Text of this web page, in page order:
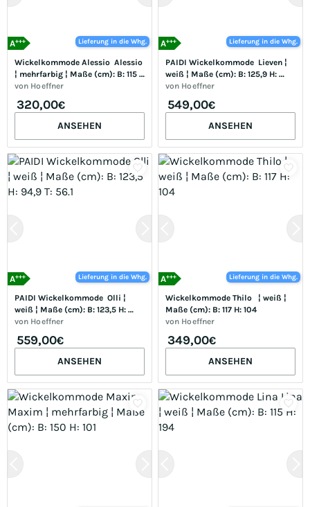
Lieferung in die Whg.
A+++
Wickelkommode Alessio  Alessio
¦ mehrfarbig ¦ Maße (cm): B: 115
H: 100
von Hoeffner
320,00€
ANSEHEN
Lieferung in die Whg.
A+++
PAIDI Wickelkommode  Lieven ¦
weiß ¦ Maße (cm): B: 125,9 H:
93,6 T: 54.8
von Hoeffner
549,00€
ANSEHEN
Lieferung in die Whg.
A+++
PAIDI Wickelkommode  Olli ¦
weiß ¦ Maße (cm): B: 123,5 H:
94,9 T: 56.1
von Hoeffner
559,00€
ANSEHEN
Lieferung in die Whg.
A+++
Wickelkommode Thilo   ¦ weiß ¦
Maße (cm): B: 117 H: 104
von Hoeffner
349,00€
ANSEHEN